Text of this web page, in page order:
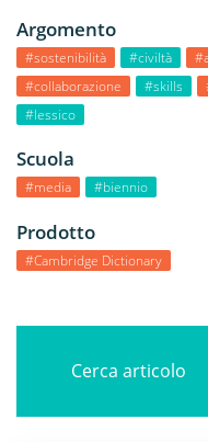
Argomento
#sostenibilità #civiltà
#collaborazione
#skills
#lessico
Scuola
#media #biennio
Prodotto
#Cambridge Dictionary